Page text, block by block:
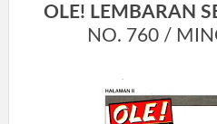
OLE! LEMBARAN
NO. 760 /